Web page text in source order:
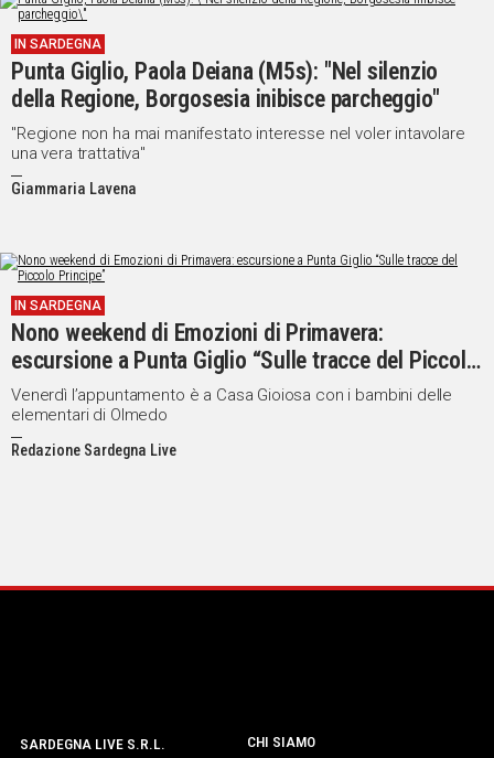
VIDEO
UNISCITI
Social
IN SARDEGNA
Punta Giglio, Paola Deiana (M5s): "Nel silenzio
della Regione, Borgosesia inibisce parcheggio"
"Regione non ha mai manifestato interesse nel voler intavolare
una vera trattativa"
Giammaria Lavena
IN SARDEGNA
Nono weekend di Emozioni di Primavera:
escursione a Punta Giglio “Sulle tracce del Piccolo
Principe”
Venerdì l’appuntamento è a Casa Gioiosa con i bambini delle
elementari di Olmedo
Redazione Sardegna Live
SARDEGNA LIVE S.R.L.
CHI SIAMO